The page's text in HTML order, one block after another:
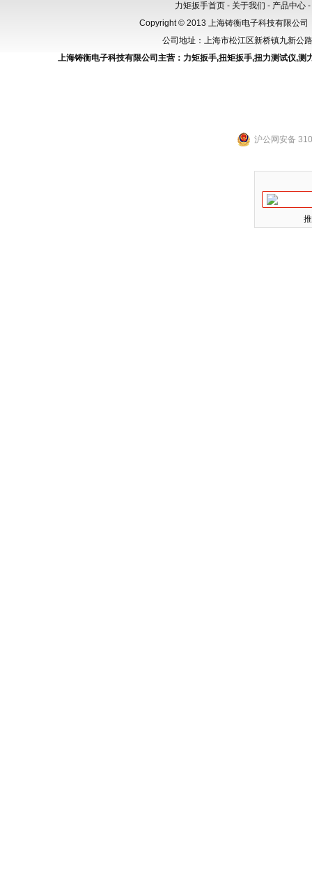
力矩扳手首页 - 关于我们 - 产品中心 -
Copyright © 2013 上海铸衡电子科技有限公
公司地址：上海市松江区新桥镇九新
上海铸衡电子科技有限公司主营： 力矩扳手,扭矩扳手,扭力测试仪,测
沪公网安备